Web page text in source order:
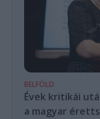
BELFÖLD
Évek kritikái
a magyar